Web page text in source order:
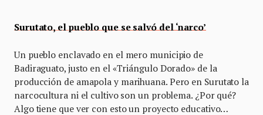
Surutato, el pueblo que se salvó del ‘narco’
Un pueblo enclavado en el mero municipio de
Badiraguato, justo en el «Triángulo Dorado» de la
producción de amapola y marihuana. Pero en Surutato la
narcocultura ni el cultivo son un problema. ¿Por qué?
Algo tiene que ver con esto un proyecto educativo…